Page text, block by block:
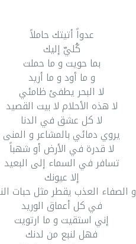
عدواً أتيتك حاملاً
كُليّ إليك
بما حويت و ما حملت
و ما أود و ما أريد
لا البحر يطفئ ظامئي
لا هذه الأحلام لا بيت القصيد
لا كل عشق في الدنا
يروي دمائي بالمشاعر و المنى
لا قدرة في الأرض أو شهباً
تسافر في السماء إلى البعيد
إلا عيونك
و الصفاء العذب يقطر مثل حبات
في كل أعماق الوريد
إني استقيت و ما ارتويت
فهل لنبع من لدنك